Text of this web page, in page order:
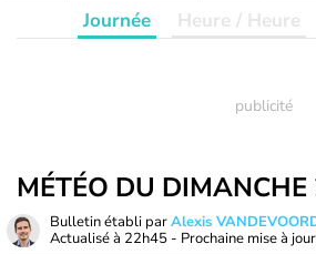
Journée Heure / Heure
MÉTÉO DU
Bulletin établi parAlexis
Actualisé à 22h45 - Prochaine mise à